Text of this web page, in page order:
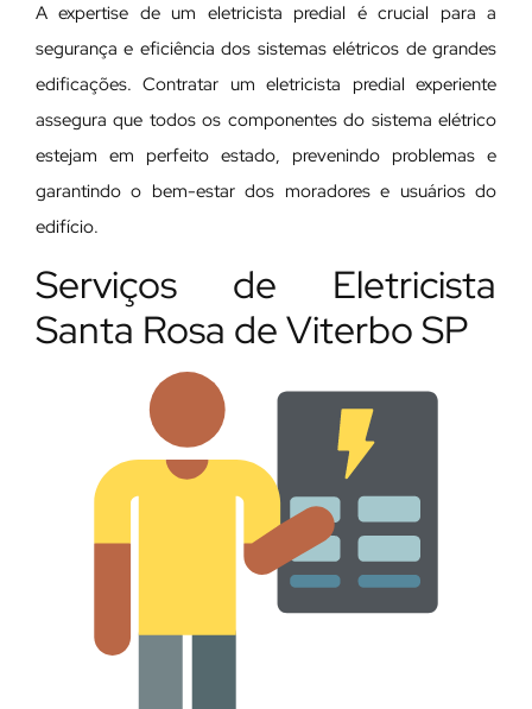
A expertise de um eletricista predial é crucial para a
segurança e eficiência dos sistemas elétricos de grandes
edificações. Contratar um eletricista predial experiente
assegura que todos os componentes do sistema elétrico
estejam em perfeito estado, prevenindo problemas e
garantindo o bem-estar dos moradores e usuários do
edifício.
Serviços de Eletricista
Santa Rosa de Viterbo SP